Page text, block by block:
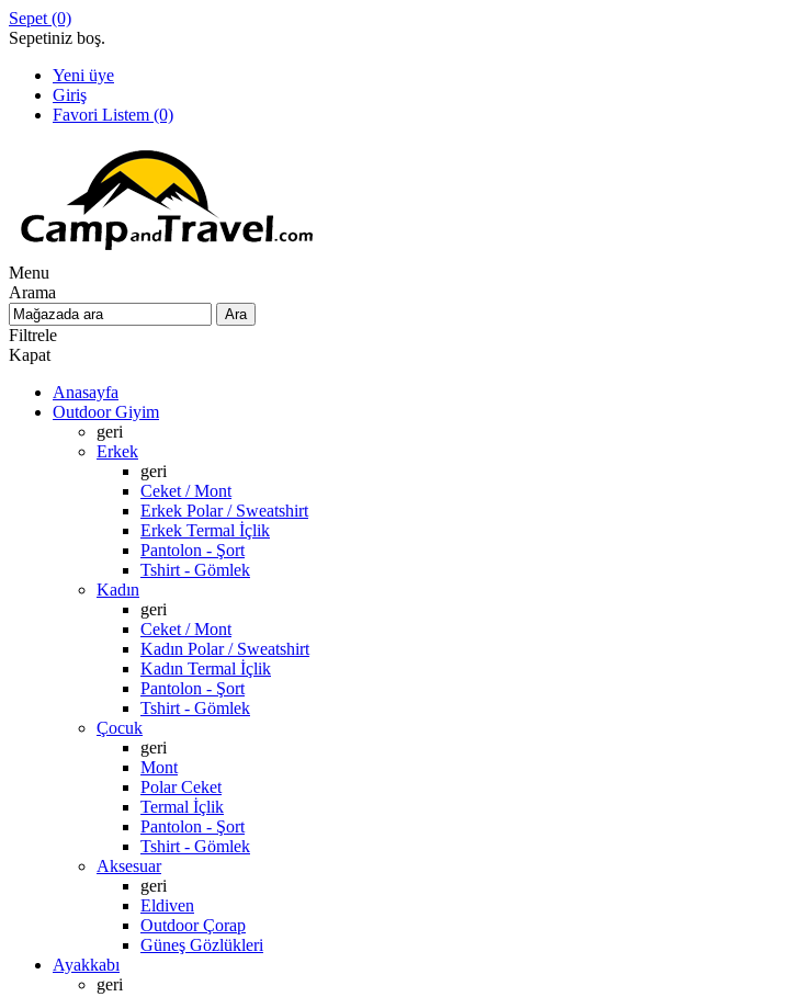
Sepet (0)
Sepetiniz boş.
Yeni üye
Giriş
Favori Listem (0)
Menu
Arama
Filtrele
Kapat
Anasayfa
Outdoor Giyim
geri
Erkek
geri
Ceket / Mont
Erkek Polar / Sweatshirt
Erkek Termal İçlik
Pantolon - Şort
Tshirt - Gömlek
Kadın
geri
Ceket / Mont
Kadın Polar / Sweatshirt
Kadın Termal İçlik
Pantolon - Şort
Tshirt - Gömlek
Çocuk
geri
Mont
Polar Ceket
Termal İçlik
Pantolon - Şort
Tshirt - Gömlek
Aksesuar
geri
Eldiven
Outdoor Çorap
Güneş Gözlükleri
Ayakkabı
geri